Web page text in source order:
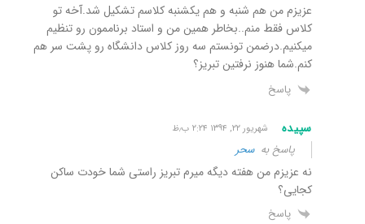
عزیزم من هم شنبه و هم یکشنبه کلاسم تشکیل شد.آخه تو
کلاس فقط منم..بخاطر همین من و استاد برناممون رو تنظیم
میکنیم.درضمن تونستم سه روز کلاس دانشگاه رو پشت سر هم
کنم.شما هنوز نرفتین تبریز؟
پاسخ
سپیده شهریور ۲۲, ۱۳۹۴ ۲:۲۴ ب٫ظ
پاسخ بهسحر
نه عزیزم من هفته دیگه میرم تبریز راستی شما خودت ساکن
کجایی؟
پاسخ